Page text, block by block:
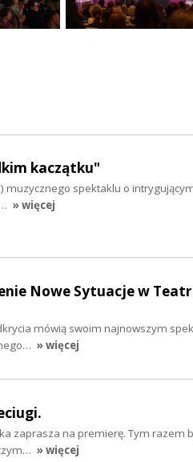
kaczątku"
muzycznego spektaklu o
» więcej
Nowe Sytuacje w
mówią swoim najnowszym
» więcej
zaprasza na premierę. Tym razem
» więcej